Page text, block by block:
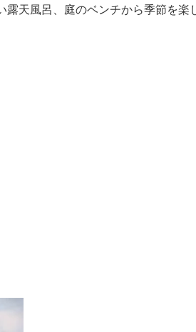
天風呂、庭のベンチから季節を楽